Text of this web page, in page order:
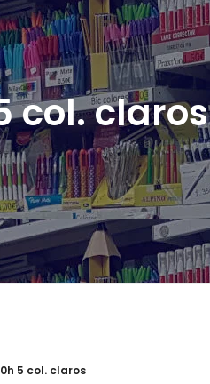
col. claros
5 col. claros